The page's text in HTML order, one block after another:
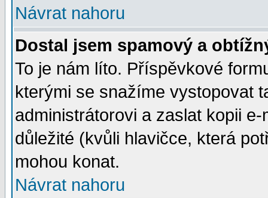
Návrat nahoru
Dostal jsem spamový a
To je nám líto. Příspěvkové
kterými se snažíme vystopovat
administrátorovi a zaslat kopii
důležité (kvůli hlavičce, která
mohou konat.
Návrat nahoru